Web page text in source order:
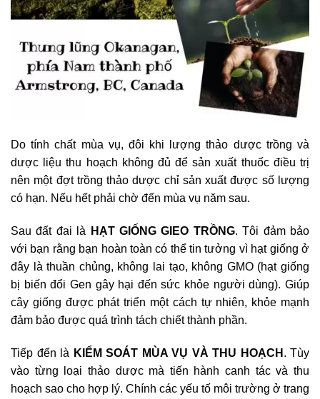
Do tính chất mùa vụ, đôi khi lượng thảo dược trồng và
dược liệu thu hoạch không đủ để sản xuất thuốc điều trị
nên một đợt trồng thảo dược chỉ sản xuất được số lượng
có hạn. Nếu hết phải chờ đến mùa vụ năm sau.
Sau đất đai là HẠT GIỐNG GIEO TRỒNG. Tôi đảm bảo
với bạn rằng bạn hoàn toàn có thể tin tưởng vì hạt giống ở
đây là thuần chủng, không lai tạo, không GMO (hạt giống
bị biến đổi Gen gây hại đến sức khỏe người dùng). Giúp
cây giống được phát triển một cách tự nhiên, khỏe mạnh
đảm bảo được quá trình tách chiết thành phần.
Tiếp đến là KIỂM SOÁT MÙA VỤ VÀ THU HOẠCH . Tùy
vào từng loại thảo dược mà tiến hành canh tác và thu
hoạch sao cho hợp lý. Chính các yếu tố môi trường ở trang